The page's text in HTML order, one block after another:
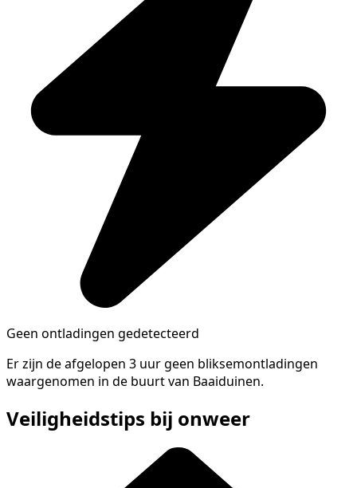
Geen ontladingen gedetecteerd
Er zijn de afgelopen 3 uur geen bliksemontladingen
waargenomen in de buurt van Baaiduinen.
Veiligheidstips bij onweer